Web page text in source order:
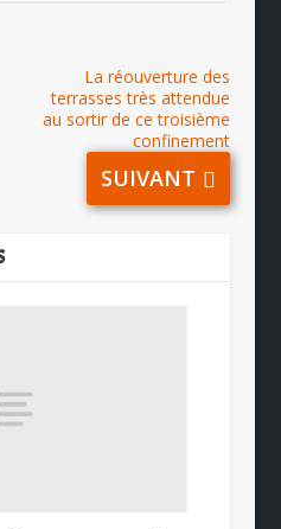
La réouverture des
terrasses très attendue
au sortir de ce troisième
confinement
SUIVANT